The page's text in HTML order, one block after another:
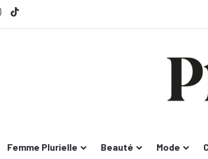
Instagram
Femme Plurielle Beauté Mode